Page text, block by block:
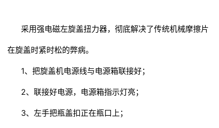
采用强电磁左旋盖扭力器，彻底解决了传统机械摩擦片
在旋盖时紧时松的弊病。
1、把旋盖机电源线与电源箱联接好；
2、联接好电源，电源箱指示灯亮；
3、左手把瓶盖扣正在瓶口上；